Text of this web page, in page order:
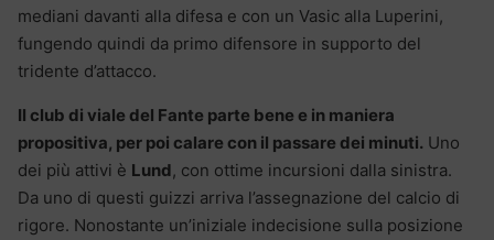
mediani davanti alla difesa e con un Vasic alla Luperini,
fungendo quindi da primo difensore in supporto del
tridente d’attacco.
Il club di viale del Fante parte bene e in maniera
propositiva, per poi calare con il passare dei minuti. Uno
dei più attivi è Lund, con ottime incursioni dalla sinistra.
Da uno di questi guizzi arriva l’assegnazione del calcio di
rigore. Nonostante un’iniziale indecisione sulla posizione